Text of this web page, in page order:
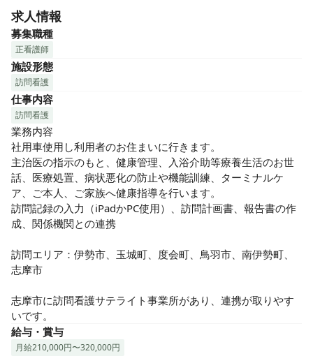
す。
2023年8月からはサテライト志摩事業所をオープンいたしま
した。
「相談支援センターなごみ」も運営しており、訪問看護と福
祉サービスの架け橋として地域に貢献しております。
求人情報
募集職種
正看護師
施設形態
訪問看護
仕事内容
訪問看護
業務内容
社用車使用し利用者のお住まいに行きます。
主治医の指示のもと、健康管理、入浴介助等療養生活のお世
話、医療処置、病状悪化の防止や機能訓練、ターミナルケ
ア、ご本人、ご家族へ健康指導を行います。
訪問記録の入力（iPadかPC使用）、訪問計画書、報告書の作
成、関係機関との連携
訪問エリア：伊勢市、玉城町、度会町、鳥羽市、南伊勢町、
志摩市
志摩市に訪問看護サテライト事業所があり、連携が取りやす
いです。
給与・賞与
月給210,000円〜320,000円